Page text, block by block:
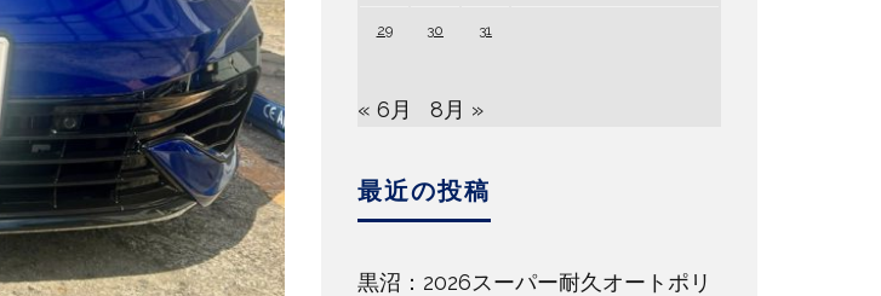
29 30 31
« 6月 8月 »
最近の投稿
黒沼：2026スーパー耐久オートポリ